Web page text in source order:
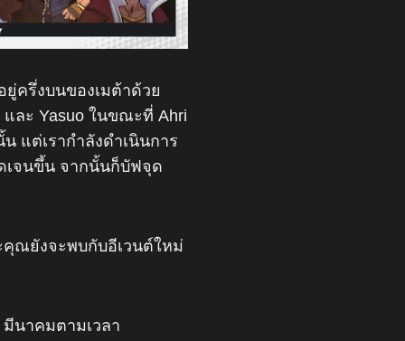
ครึ่งบนของเมต้าด้วย
ละ Yasuo ในขณะที่ Ahri
แต่เรากำลังดำเนินการ
เจนขึ้น จากนั้นก็บัฟจุด
คุณยังจะพบกับอีเวนต์ใหม่
นาคมตามเวลา